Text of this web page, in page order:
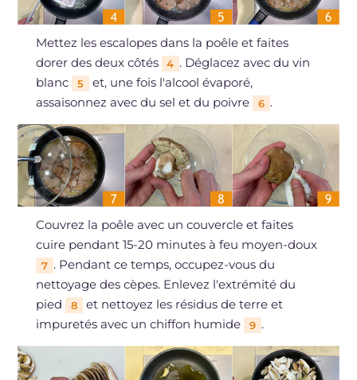
Mettez les escalopes dans la poêle et faites
dorer des deux côtés
4 . Déglacez avec du vin
blanc
5
et, une fois l'alcool évaporé,
assaisonnez avec du sel et du poivre
6 .
Couvrez la poêle avec un couvercle et faites
cuire pendant 15-20 minutes à feu moyen-doux
7 . Pendant ce temps, occupez-vous du
nettoyage des cèpes. Enlevez l'extrémité du
pied
8
et nettoyez les résidus de terre et
impuretés avec un chiffon humide
9 .